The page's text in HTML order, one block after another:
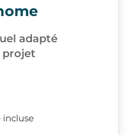
adapté
projet
incluse